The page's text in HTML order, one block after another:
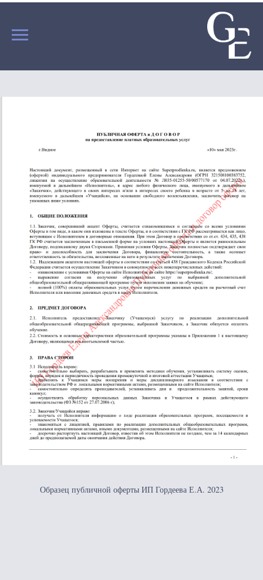
Образец публичной оферты ИП Гордеева Е.А. 2023